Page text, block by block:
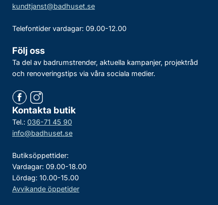
kundtjanst@badhuset.se
Telefontider vardagar: 09.00-12.00
Följ oss
Ta del av badrumstrender, aktuella kampanjer, projektråd
och renoveringstips via våra sociala medier.
Kontakta butik
Tel.: 036-71 45 90
info@badhuset.se
Butiksöppettider:
Vardagar: 09.00-18.00
Lördag: 10.00-15.00
Avvikande öppetider